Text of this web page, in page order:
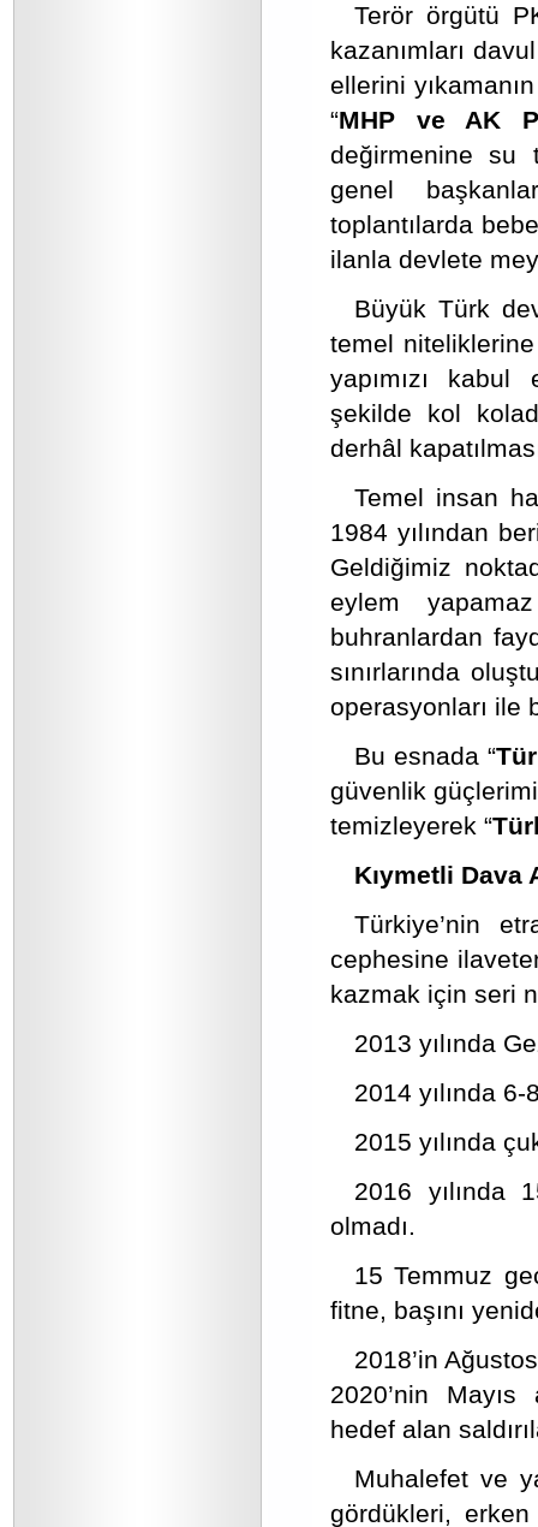
Terör örgütü
kazanımları
ellerini
“MHP ve AK
değirmenine su
genel
toplantılarda
ilanla devlete
Büyük Türk
temel
yapımızı
şekilde kol
derhâl
Temel insan
1984 yılından
Geldiğimiz
eylem
buhranlardan
sınırlarında
operasyonları ile
Bu esnada “
güvenlik
temizleyerek “
Kıymetli Dava
Türkiye’nin
cephesine
kazmak için seri
2013 yılında
2014 yılında
2015 yılında
2016 yılında
olmadı.
15 Temmuz
fitne, başını
2018’in
2020’nin
hedef alan
Muhalefet ve
gördükleri,